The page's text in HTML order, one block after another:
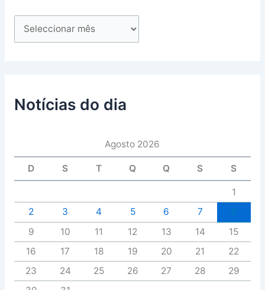
Notícias do dia
Agosto 2026
D S T Q Q S S
1
2
3 4 5 6 7
9
10 11 12 13 14
15
16
17 18 19 20 21
22
23
24 25 26 27 28
29